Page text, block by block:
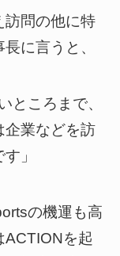
訪問の他に特
に言うと、
ところまで、
企業などを訪
」
の機運も高
ACTIONを起